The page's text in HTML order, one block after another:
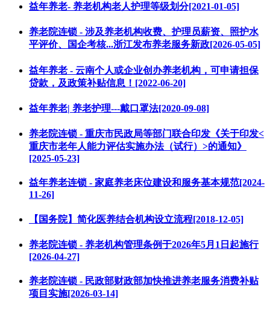
益年养老- 养老机构老人护理等级划分[2021-01-05]
养老院连锁 - 涉及养老机构收费、护理员薪资、照护水
平评价、国企考核...浙江发布养老服务新政[2026-05-05]
益年养老 - 云南个人或企业创办养老机构，可申请担保
贷款，及政策补贴信息！[2022-06-20]
益年养老| 养老护理---戴口罩法[2020-09-08]
养老院连锁 - 重庆市民政局等部门联合印发《关于印发<
重庆市老年人能力评估实施办法（试行）>的通知》
[2025-05-23]
益年养老连锁 - 家庭养老床位建设和服务基本规范[2024-
11-26]
【国务院】简化医养结合机构设立流程[2018-12-05]
养老院连锁 - 养老机构管理条例于2026年5月1日起施行
[2026-04-27]
养老院连锁 - 民政部财政部加快推进养老服务消费补贴
项目实施[2026-03-14]